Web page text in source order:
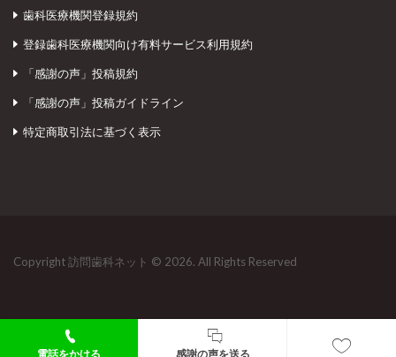
電話をかける 感謝の声を送る
歯科医療機関登録規約
登録歯科医療機関向け有料サービス利用規約
「感謝の声」投稿規約
「感謝の声」投稿ガイドライン
特定商取引法に基づく表示
Copyright 訪問歯科ネット © 2026. All Rights Reserved